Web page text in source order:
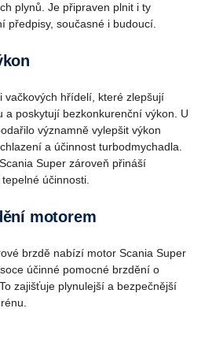
plynů. Je připraven plnit i ty
předpisy, současné i budoucí.
vačkových hřídelí, které zlepšují
a poskytují bezkonkurenční výkon. U
významně vylepšit výkon
a účinnost turbodmychadla.
Super zároveň přináší
účinnosti.
motorem
brzdě nabízí motor Scania Super
účinné pomocné brzdění o
zajišťuje plynulejší a bezpečnější